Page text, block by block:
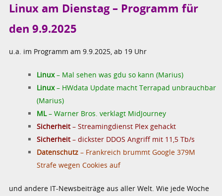
Linux am Dienstag – Programm für
den 9.9.2025
u.a. im Programm am 9.9.2025, ab 19 Uhr
Linux– Mal sehen was gdu so kann (Marius)
Linux– HWdata Update macht Terrapad unbrauchbar
(Marius)
ML– Warner Bros. verklagt MidJourney
Sicherheit– Streamingdienst Plex gehackt
Sicherheit– dickster DDOS Angriff mit 11,5 Tb/s
Datenschutz – Frankreich brummt Google 379M
Strafe wegen Cookies auf
und andere IT-Newsbeiträge aus aller Welt. Wie jede Woche